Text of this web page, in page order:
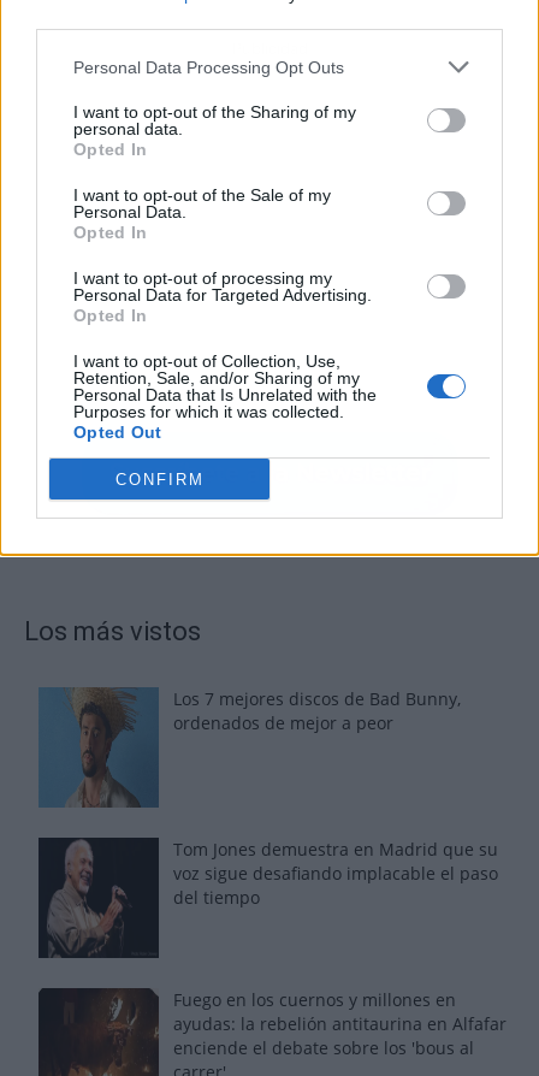
Personal Data Processing Opt Outs
I want to opt-out of the Sharing of my
personal data.
Opted In
I want to opt-out of the Sale of my
Personal Data.
Opted In
I want to opt-out of processing my
Personal Data for Targeted Advertising.
Opted In
I want to opt-out of Collection, Use,
Retention, Sale, and/or Sharing of my
Personal Data that Is Unrelated with the
Purposes for which it was collected.
Opted Out
CONFIRM
Los más vistos
Los 7 mejores discos de Bad Bunny,
ordenados de mejor a peor
Tom Jones demuestra en Madrid que su
voz sigue desafiando implacable el paso
del tiempo
Fuego en los cuernos y millones en
ayudas: la rebelión antitaurina en Alfafar
enciende el debate sobre los 'bous al